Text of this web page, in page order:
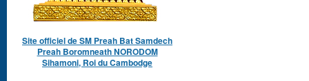
Site officiel de SM Preah Bat Samdech
Preah Boromneath NORODOM
Sihamoni, Roi du Cambodge